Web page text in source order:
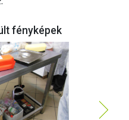
fényképek